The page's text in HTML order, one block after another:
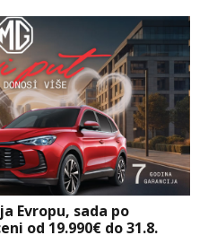
Evropu, sada po
od 19.990€ do 31.8.